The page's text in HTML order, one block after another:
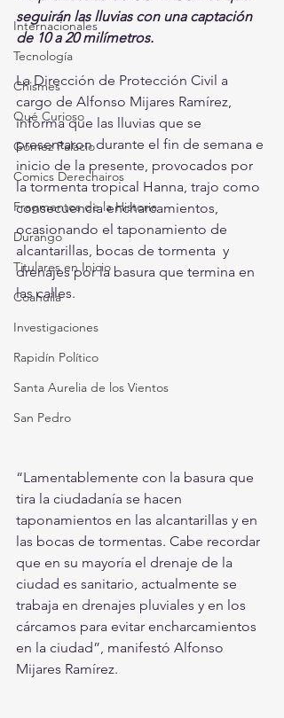
Internacionales
Tecnología
Chismes
Qué Curioso
Gómez Palacio
Comics Derechairos
Fragmentos de la Historia
Durango
Titulares en Inicio
Coahuila
Investigaciones
Rapidín Político
Santa Aurelia de los Vientos
San Pedro
seguirán las lluvias con una captación
de 10 a 20 milímetros.
La Dirección de Protección Civil a
cargo de Alfonso Mijares Ramírez,
informa que las lluvias que se
presentaron durante el fin de semana e
inicio de la presente, provocados por
la tormenta tropical Hanna, trajo como
consecuencia encharcamientos,
ocasionando el taponamiento de
alcantarillas, bocas de tormenta  y
drenajes por la basura que termina en
las calles.
“Lamentablemente con la basura que
tira la ciudadanía se hacen
taponamientos en las alcantarillas y en
las bocas de tormentas. Cabe recordar
que en su mayoría el drenaje de la
ciudad es sanitario, actualmente se
trabaja en drenajes pluviales y en los
cárcamos para evitar encharcamientos
en la ciudad”, manifestó Alfonso
Mijares Ramírez.